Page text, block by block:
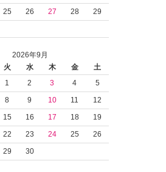
25 26 27 28
29
2026年9月
火 水 木 金
土
1
2 3 4
5
8 9 10 11
12
15 16 17 18
19
22 23 24 25
26
29 30